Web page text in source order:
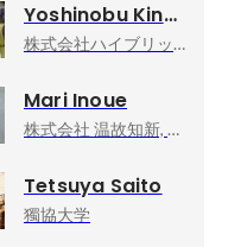
Yoshinobu Kinugasa
株式会社ハイブリッドテクノロジーズ, 取締役CTO
Mari Inoue
株式会社 温故知新, 人事部 ディレクター
Tetsuya Saito
獨協大学